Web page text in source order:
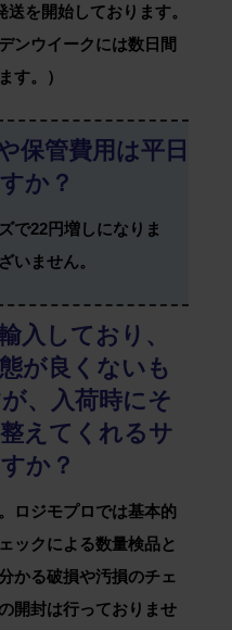
を開始しております。
ンウイークには数日間
す。）
保管費用は平日
か？
で22円増しになりま
いません。
入しており、
が良くないも
、入荷時にそ
えてくれるサ
か？
ロジモプロでは基本的
ックによる数量検品と
かる破損や汚損のチェ
開封は行っておりませ